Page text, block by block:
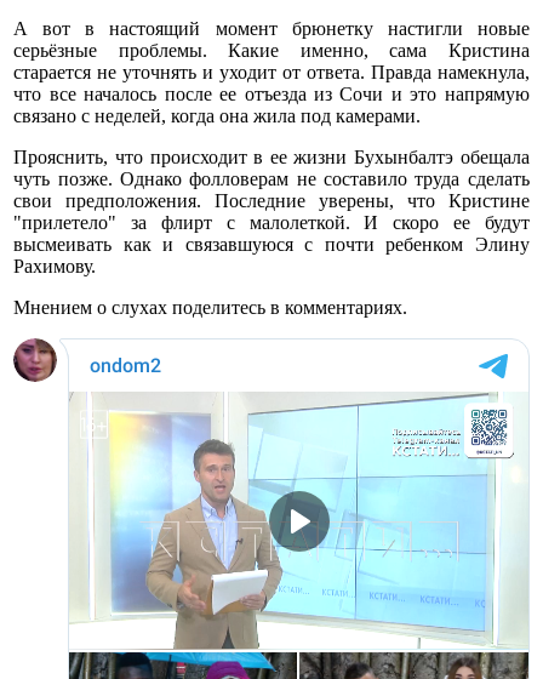
А вот в настоящий момент брюнетку настигли новые
серьёзные проблемы. Какие именно, сама Кристина
старается не уточнять и уходит от ответа. Правда намекнула,
что все началось после ее отъезда из Сочи и это напрямую
связано с неделей, когда она жила под камерами.
Прояснить, что происходит в ее жизни Бухынбалтэ обещала
чуть позже. Однако фолловерам не составило труда сделать
свои предположения. Последние уверены, что Кристине
"прилетело" за флирт с малолеткой. И скоро ее будут
высмеивать как и связавшуюся с почти ребенком Элину
Рахимову.
Мнением о слухах поделитесь в комментариях.